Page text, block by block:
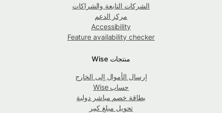
الشركات التابعة والشراكات
مركز الدعم
Accessibility
Feature availability checker
منتجات Wise
إرسال الأموال إلى الخارج
حساب Wise
بطاقة خصم مباشر دولية
تحويل مبلغ كبير